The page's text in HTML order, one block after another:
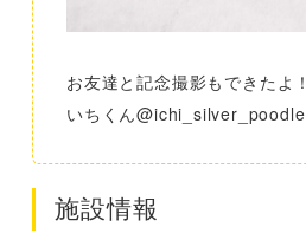
お友達と記念撮影もできたよ！
いちくん@ichi_silver_poodle
施設情報